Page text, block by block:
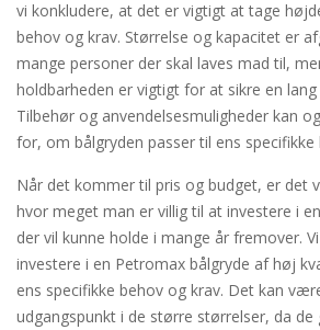
vi konkludere, at det er vigtigt at tage
behov og krav. Størrelse og kapacitet er
mange personer der skal laves mad til,
holdbarheden er vigtigt for at sikre en
Tilbehør og anvendelsesmuligheder kan
for, om bålgryden passer til ens specifikke
Når det kommer til pris og budget, er det
hvor meget man er villig til at investere i
der vil kunne holde i mange år fremover.
investere i en Petromax bålgryde af høj
ens specifikke behov og krav. Det kan
udgangspunkt i de større størrelser, da